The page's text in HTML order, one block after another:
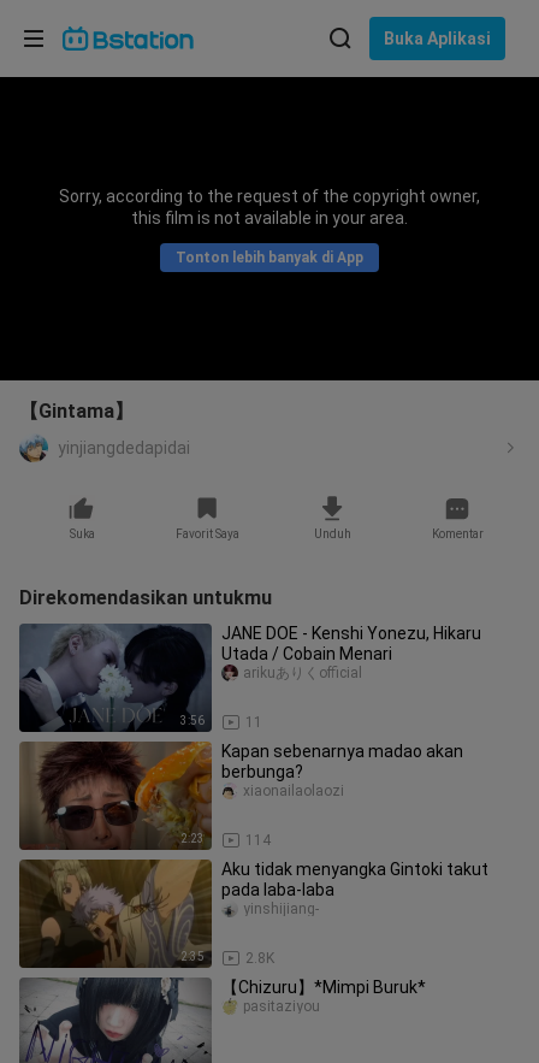
Buka Aplikasi
Sorry, according to the request of the copyright owner,
this film is not available in your area.
Tonton lebih banyak di App
【Gintama】
yinjiangdedapidai
Suka Favorit Saya Unduh Komentar
Direkomendasikan untukmu
3:56
JANE DOE - Kenshi Yonezu, Hikaru
Utada / Cobain Menari
11
arikuありくofficial
2:23
Kapan sebenarnya madao akan
berbunga?
114
xiaonailaolaozi
2:35
Aku tidak menyangka Gintoki takut
pada laba-laba
2.8K
yinshijiang-
【Chizuru】*Mimpi Buruk*
pasitaziyou
Pilih bahasa
Bahasa Indonesia